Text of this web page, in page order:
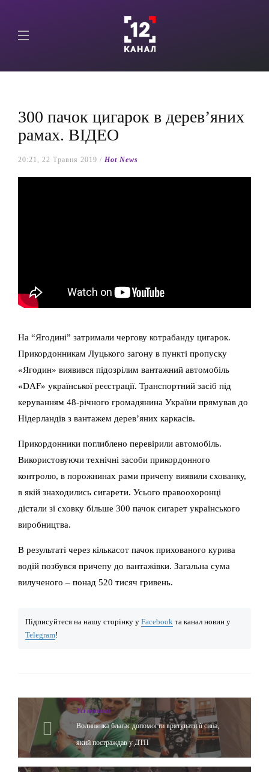
300 пачок цигарок в дерев’яних
рамах. ВІДЕО
20:21, 22 Травня 2019 / Hot News
На “Ягодині” затримали чергову котрабанду цигарок.
Прикордонникам Луцького загону в пункті пропуску
«Ягодин» виявився підозрілим вантажний автомобіль
«DAF» української реєстрації. Транспортний засіб під
керуванням 48-річного громадянина України прямував до
Нідерландів з вантажем дерев’яних каркасів.
Прикордонники поглиблено перевірили автомобіль.
Використовуючи технічні засоби прикордонного
контролю, в порожнинах рами причепу виявили схованку,
в якій знаходились сигарети. Усього правоохоронці
дістали зі сховку більше 300 пачок сигарет українського
виробництва.
В результаті через кількасот пачок прихованого курива
водій позбувся причепу до вантажівки. Загальна сума
вилученого – понад 520 тисяч гривень.
Підписуйтеся на нашу сторінку у Facebook та канал новин у
Telegram!
Yсі новини
Волинянка благає допомогти врятувати її сина,
який постраждав у ДТП